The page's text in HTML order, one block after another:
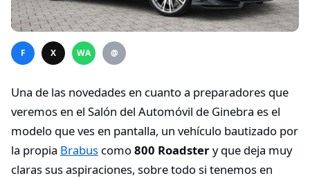
F X WA @
Una de las novedades en cuanto a preparadores que
veremos en el Salón del Automóvil de Ginebra es el
modelo que ves en pantalla, un vehículo bautizado por
la propia Brabus como800 Roadstery que deja muy
claras sus aspiraciones, sobre todo si tenemos en